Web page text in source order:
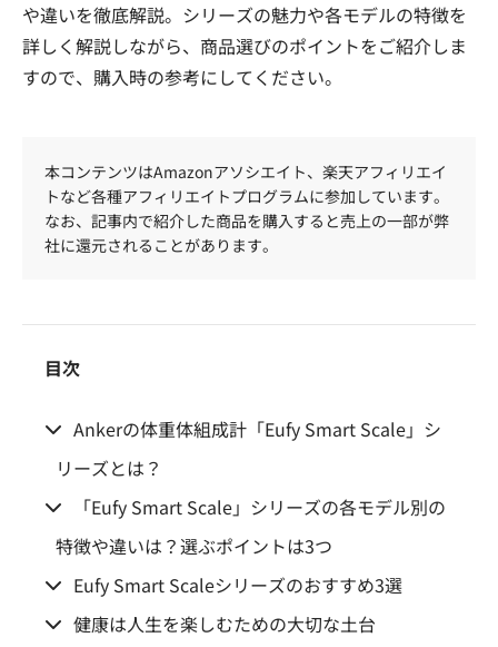
や違いを徹底解説。シリーズの魅力や各モデルの特徴を
詳しく解説しながら、商品選びのポイントをご紹介しま
すので、購入時の参考にしてください。
本コンテンツはAmazonアソシエイト、楽天アフィリエイ
トなど各種アフィリエイトプログラムに参加しています。
なお、記事内で紹介した商品を購入すると売上の一部が弊
社に還元されることがあります。
目次
Ankerの体重体組成計「Eufy Smart Scale」シ
リーズとは？
「Eufy Smart Scale」シリーズの各モデル別の
特徴や違いは？選ぶポイントは3つ
Eufy Smart Scaleシリーズのおすすめ3選
健康は人生を楽しむための大切な土台